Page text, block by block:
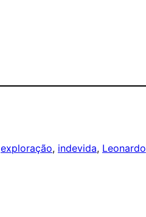
exploração, indevida, Leonardo